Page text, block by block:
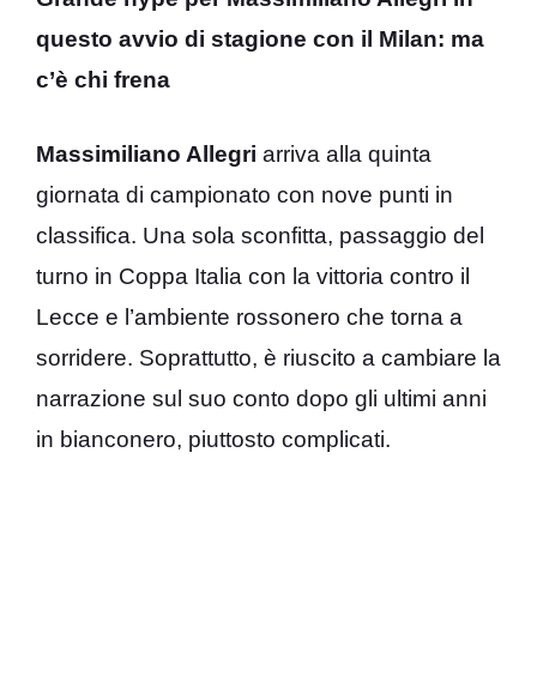
questo avvio di stagione con il Milan: ma
c’è chi frena
Massimiliano Allegri arriva alla quinta
giornata di campionato con nove punti in
classifica. Una sola sconfitta, passaggio del
turno in Coppa Italia con la vittoria contro il
Lecce e l’ambiente rossonero che torna a
sorridere. Soprattutto, è riuscito a cambiare la
narrazione sul suo conto dopo gli ultimi anni
in bianconero, piuttosto complicati.